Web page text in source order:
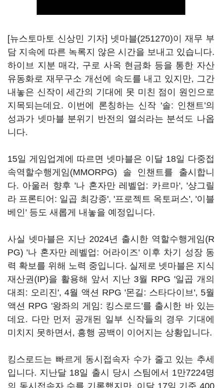
[뉴스토마토 신상민 기자] 넷마블(251270)이 재무 부
담 지속에 따른 녹록지 않은 시간을 보내고 있습니다.
하이브 지분 매각, 구로 사옥 현금화 등을 통한 자산
유동화로 재무구소 개선에 속도를 내고 있지만, 그간
내놓은 신작이 세간의 기대에 못 미친 점이 원인으로
지목되는데요. 이번에 론칭하는 신작 '솔: 인챈트'의
성과가 넷마블 분위기 반전의 열쇠라는 분석도 나옵
니다.
15일 게임업계에 따르면 넷마블은 이달 18일 다중접
속역할수행게임(MMORPG) 솔 인챈트를 출시합니
다. 아울러 향후 '나 혼자만 레벨업: 카르마', '샹그릴
라 프론티어: 일곱 최강종', '프로젝트 옥토퍼스', '이블
베인' 등도 새롭게 내놓을 예정입니다.
사실 넷마블은 지난 2024년 출시한 역할수행게임(R
PG) '나 혼자만 레벨업: 어라이즈' 이후 차기 성장 동
력 확보를 위해 노력 중입니다. 실제로 넷마블은 지식
재산권(IP)을 활용해 앞서 지난 3월 RPG '일곱 개의
대죄: 오리진', 4월 액션 RPG '몬길: 스타다이브', 5월
액션 RPG '왕좌의 게임: 킹스로드'를 출시한 바 있는
데요. 다만 먼저 공개된 일부 신작들의 경우 기대에
미치지 못하면서, 흥행 공백이 이어지는 상황입니다.
킹스로드는 빠르게 동시접속자 수가 줄고 있는 추세
입니다. 지난달 18일 출시 당시 스팀에서 1만7224명
의 동시접속자 수를 기록했지만, 이달 17일 기준 400